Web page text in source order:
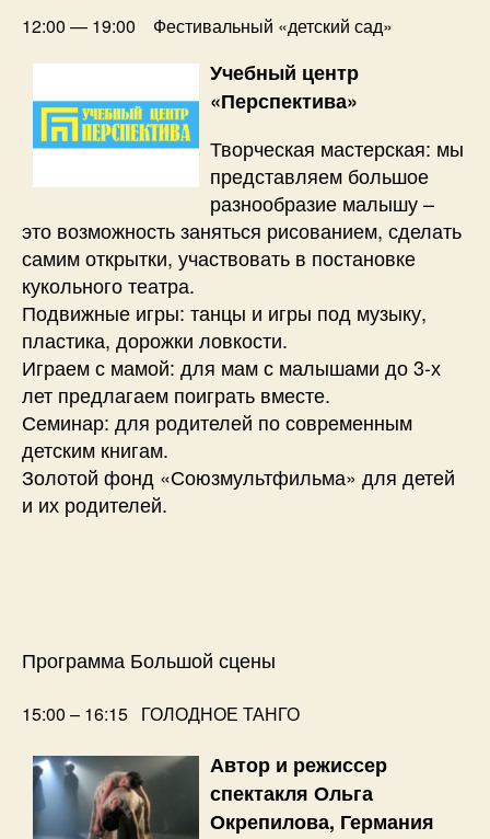
12:00 — 19:00 Фестивальный «детский сад»
Учебный центр
«Перспектива»
Творческая мастерская: мы
представляем большое
разнообразие малышу –
это возможность заняться рисованием, сделать
самим открытки, участвовать в постановке
кукольного театра.
Подвижные игры: танцы и игры под музыку,
пластика, дорожки ловкости.
Играем с мамой: для мам с малышами до 3-х
лет предлагаем поиграть вместе.
Семинар: для родителей по современным
детским книгам.
Золотой фонд «Союзмультфильма» для детей
и их родителей.
Программа Большой сцены
15:00 – 16:15 ГОЛОДНОЕ ТАНГО
Автор и режиссер
спектакля Ольга
Окрепилова, Германия